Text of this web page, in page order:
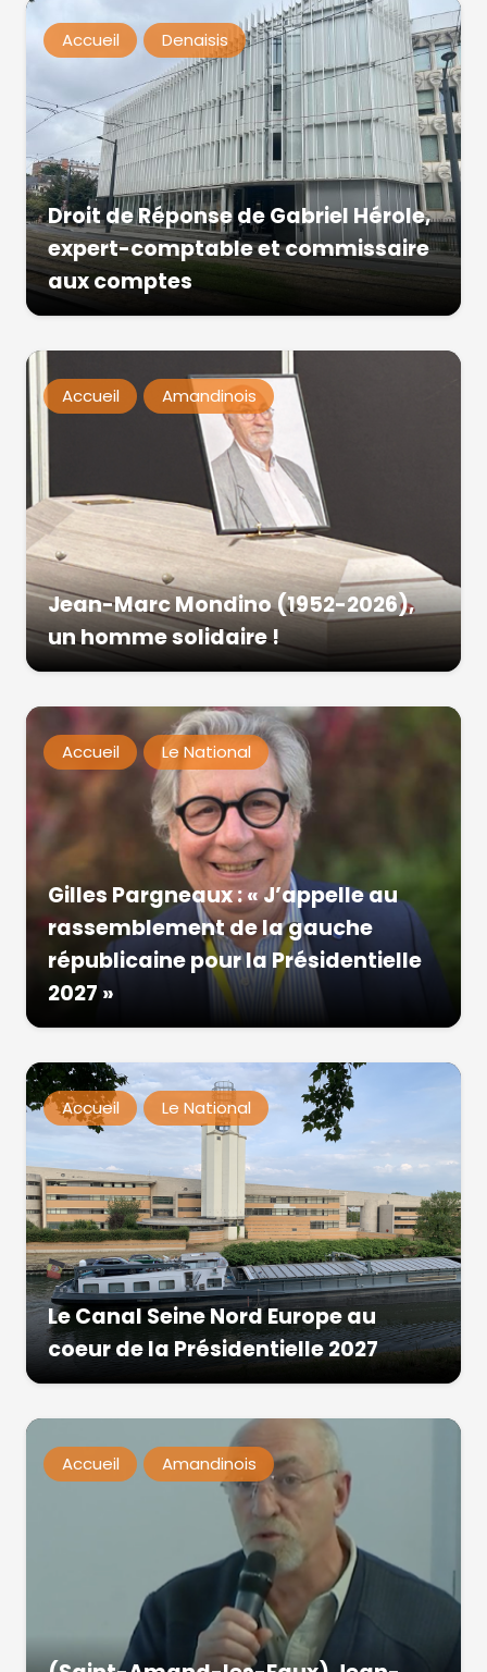
Accueil Denaisis
Droit de Réponse de Gabriel Hérole,
expert-comptable et commissaire
aux comptes
Accueil Amandinois
Jean-Marc Mondino (1952-2026),
un homme solidaire !
Accueil Le National
Gilles Pargneaux : « J’appelle au
rassemblement de la gauche
républicaine pour la Présidentielle
2027 »
Accueil Le National
Le Canal Seine Nord Europe au
coeur de la Présidentielle 2027
Accueil Amandinois